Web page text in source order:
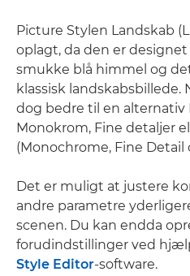
Picture Stylen Landskab
oplagt, da den er
smukke blå himmel og
klassisk landskabsbillede.
dog bedre til en alternativ
Monokrom, Fine detaljer
(Monochrome, Fine Detail
Det er muligt at justere
andre parametre
scenen. Du kan endda
forudindstillinger ved
Style Editor-software.